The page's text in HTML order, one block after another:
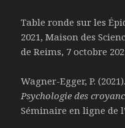
Table ronde sur les
2021, Maison des
de Reims, 7 octobre
Wagner-Egger, P.
Psychologie des
Séminaire en ligne de